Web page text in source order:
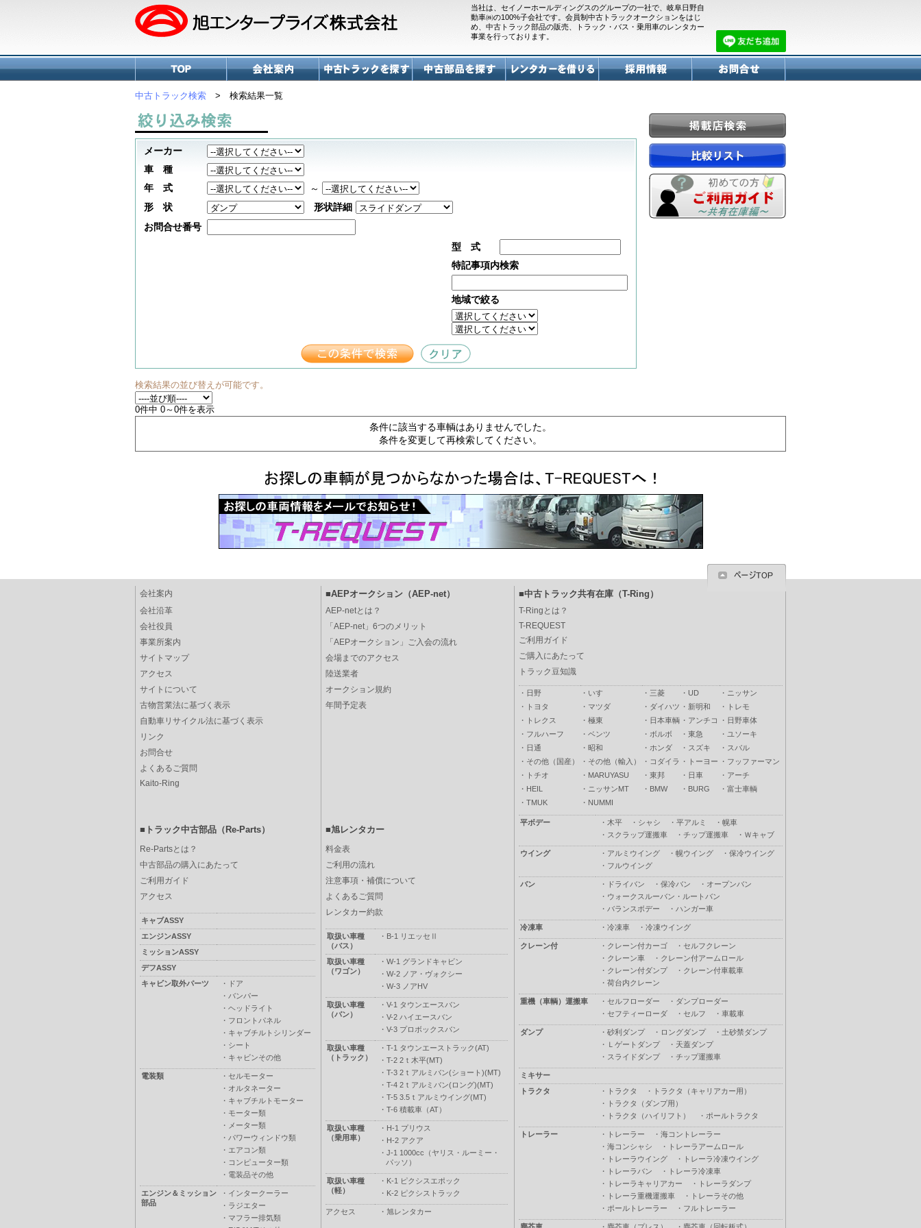
当社は、セイノーホールディングスのグループの一社で、岐阜日野自
動車㈱の100%子会社です。会員制中古トラックオークションをはじ
め、中古トラック部品の販売、トラック・バス・乗用車のレンタカー
事業を行っております。
中古トラック検索 > 検索結果一覧
メーカー
車 種
年 式
～
形 状
形状詳細
お問合せ番号
型 式
特記事項内検索
地域で絞る
検索結果の並び替えが可能です。
0件中 0～0件を表示
条件に該当する車輌はありませんでした。
条件を変更して再検索してください。
会社案内 ■AEPオークション（AEP-net） ■中古トラック共有在庫（T-Ring）
会社沿革
会社役員
事業所案内
サイトマップ
アクセス
サイトについて
古物営業法に基づく表示
自動車リサイクル法に基づく表示
リンク
お問合せ
よくあるご質問
Kaito-Ring
AEP-netとは？
「AEP-net」6つのメリット
「AEPオークション」ご入会の流れ
会場までのアクセス
陸送業者
オークション規約
年間予定表
T-Ringとは？
T-REQUEST
ご利用ガイド
ご購入にあたって
トラック豆知識
・ 日野 ・ いすゞ ・ 三菱 ・ UD ・ ニッサン
・
トヨタ ・ マツダ ・ ダイハツ ・ 新明和 ・
トレモ
・
トレクス ・ 極東 ・ 日本車輌 ・ アンチコ ・ 日野車体
・ フルハーフ ・ ベンツ ・ ボルボ ・ 東急 ・ ユソーキ
・ 日通 ・ 昭和 ・ ホンダ ・ スズキ ・ スバル
・ その他（国産） ・ その他（輸入） ・ コダイラ ・ トーヨー ・ フッファーマン
・
トチオ ・ MARUYASU ・ 東邦 ・ 日車 ・ アーチ
・ HEIL ・ ニッサンMT ・ BMW ・ BURG ・ 富士車輌
・ TMUK ・ NUMMI
平ボデー ・ 木平 ・ シャシ ・ 平アルミ ・ 幌車
・ スクラップ運搬車 ・ チップ運搬車 ・ Ｗキャブ
ウイング ・ アルミウイング ・ 幌ウイング ・ 保冷ウイング
・ フルウイング
バン ・ ドライバン ・ 保冷バン ・ オープンバン
・ ウォークスルーバン・ルートバン
・ バランスボデー ・ ハンガー車
冷凍車 ・ 冷凍車 ・ 冷凍ウイング
クレーン付 ・ クレーン付カーゴ ・ セルフクレーン
・ クレーン車 ・ クレーン付アームロール
・ クレーン付ダンプ ・ クレーン付車載車
・ 荷台内クレーン
重機（車輌）運搬車 ・ セルフローダー ・ ダンプローダー
・ セフティーローダ ・ セルフ ・ 車載車
ダンプ ・ 砂利ダンプ ・ ロングダンプ ・ 土砂禁ダンプ
・ Ｌゲートダンプ ・ 天蓋ダンプ
・ スライドダンプ ・ チップ運搬車
ミキサー
トラクタ
・ トラクタ ・
トラクタ（キャリアカー用）
・
トラクタ（ダンプ用）
・
トラクタ（ハイリフト） ・ ポールトラクタ
トレーラー ・ トレーラー ・ 海コントレーラー
・ 海コンシャシ ・
トレーラアームロール
・
トレーラウイング ・
トレーラ冷凍ウイング
・
トレーラバン ・
トレーラ冷凍車
・
トレーラキャリアカー ・
トレーラダンプ
・
トレーラ重機運搬車 ・
トレーラその他
・ ポールトレーラー ・ フルトレーラー
■トラック中古部品（Re-Parts） ■旭レンタカー
Re-Partsとは？
中古部品の購入にあたって
ご利用ガイド
アクセス
キャブASSY
エンジンASSY
ミッションASSY
デフASSY
キャビン取外パーツ
・
ドア
・ バンパー
・ ヘッドライト
・ フロントパネル
・ キャブチルトシリンダー
・ シート
・ キャビンその他
電装類 ・ セルモーター
・ オルタネーター
・ キャブチルトモーター
・ モーター類
・ メーター類
・ パワーウィンドウ類
・ エアコン類
・ コンピューター類
・ 電装品その他
エンジン＆ミッション
部品
・ インタークーラー
・ ラジエター
・ マフラー排気類
料金表
ご利用の流れ
注意事項・補償について
よくあるご質問
レンタカー約款
取扱い車種
（バス）
・ B-1 リエッセⅡ
取扱い車種
（ワゴン）
・ W-1 グランドキャビン
・ W-2 ノア・ヴォクシー
・ W-3 ノアHV
取扱い車種
（バン）
・ V-1 タウンエースバン
・ V-2 ハイエースバン
・ V-3 プロボックスバン
取扱い車種
（トラック）
・ T-1 タウンエーストラック(AT)
・ T-2 2ｔ木平(MT)
・ T-3 2ｔアルミバン(ショート)(MT)
・ T-4 2ｔアルミバン(ロング)(MT)
・ T-5 3.5ｔアルミウイング(MT)
・ T-6 積載車（AT）
取扱い車種
（乗用車）
・ H-1 プリウス
・ H-2 アクア
・ J-1 1000cc（ヤリス・ルーミー・
パッソ）
取扱い車種
（軽）
・ K-1 ピクシスエポック
・ K-2 ピクシストラック
アクセス ・ 旭レンタカー